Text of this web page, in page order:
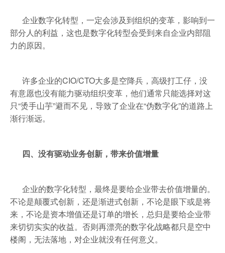
企业数字化转型，一定会涉及到组织的变革，影响到一
部分人的利益，这也是数字化转型会受到来自企业内部阻
力的原因。
许多企业的CIO/CTO大多是空降兵，高级打工仔，没
有意愿也没有能力驱动组织变革，他们通常只能选择对这
只“烫手山芋”避而不见，导致了企业在“伪数字化”的道路上
渐行渐远。
四、没有驱动业务创新，带来价值增量
企业的数字化转型，最终是要给企业带去价值增量的。
不论是颠覆式创新，还是渐进式创新，不论是眼下或是将
来，不论是资本增值还是订单的增长，总归是要给企业带
来切切实实的收益。否则再漂亮的数字化战略都只是空中
楼阁，无法落地，对企业就没有任何意义。